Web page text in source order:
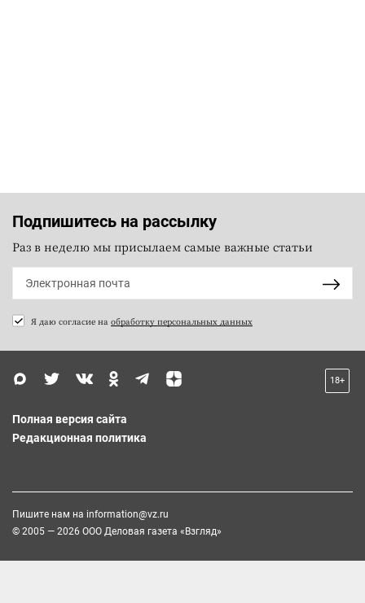
Подпишитесь на рассылку
Раз в неделю мы присылаем самые важные статьи
Я даю согласие на обработку персональных данных
18+
Полная версия сайта
Редакционная политика
Пишите нам на information@vz.ru
© 2005 — 2026 ООО Деловая газета «Взгляд»